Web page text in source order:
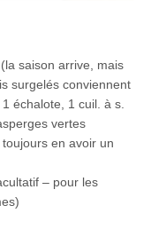
saison arrive, mais
surgelés conviennent
échalote, 1 cuil. à s.
vertes
en avoir un
– pour les